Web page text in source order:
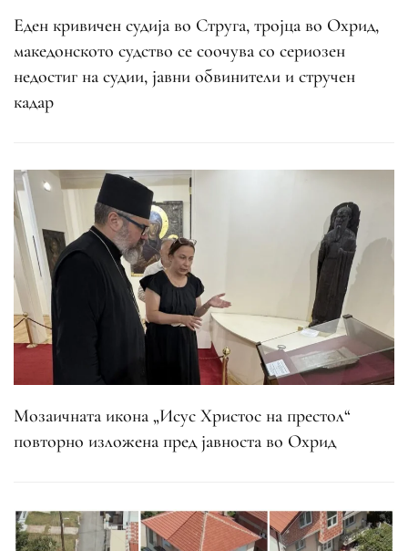
Еден кривичен судија во Струга, тројца во Охрид,
македонското судство се соочува со сериозен
недостиг на судии, јавни обвинители и стручен
кадар
Мозаичната икона „Исус Христос на престол“
повторно изложена пред јавноста во Охрид